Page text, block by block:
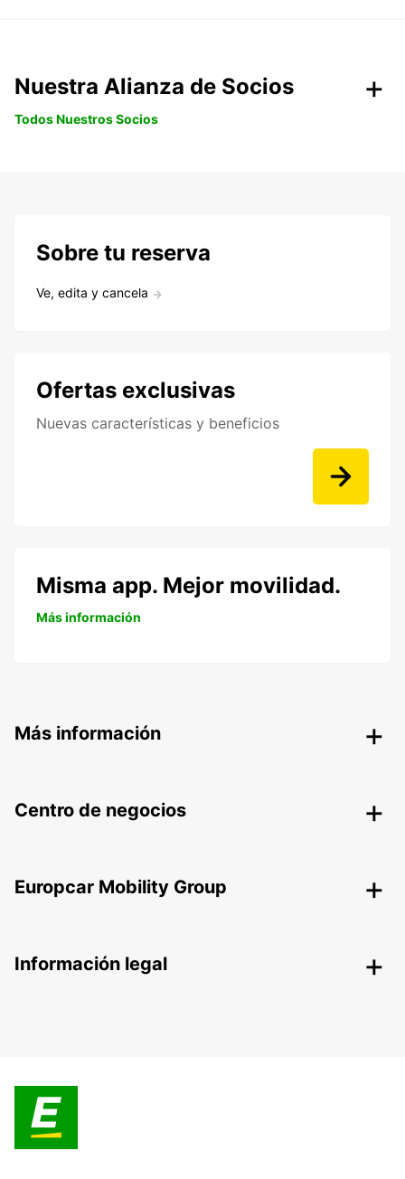
Nuestra Alianza de Socios
Todos Nuestros Socios
Sobre tu reserva
Ve, edita y cancela
Ofertas exclusivas
Nuevas características y beneficios
Misma app. Mejor movilidad.
Más información
Más información
Centro de negocios
Europcar Mobility Group
Información legal